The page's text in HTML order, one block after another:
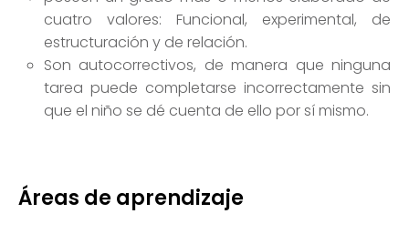
cuatro valores: Funcional, experimental, de
estructuración y de relación.
Son autocorrectivos, de manera que ninguna
tarea puede completarse incorrectamente sin
que el niño se dé cuenta de ello por sí mismo.
Áreas de aprendizaje